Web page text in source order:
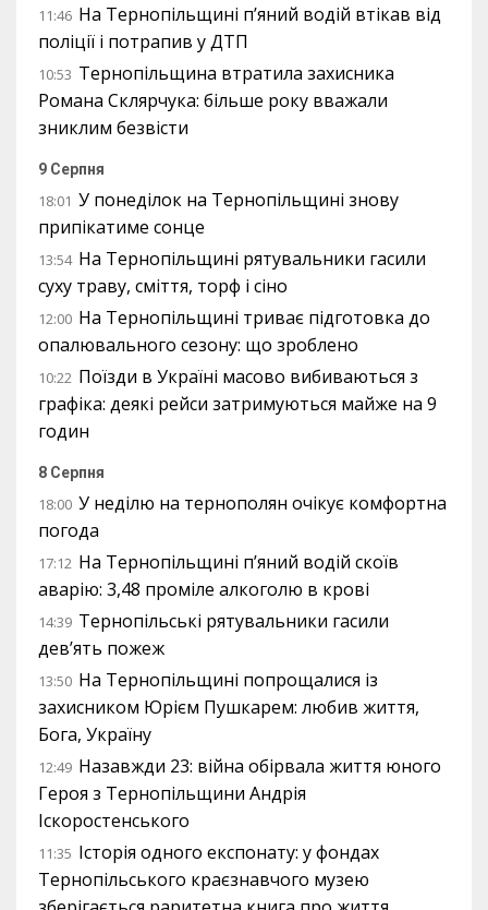
11:46 На Тернопільщині п’яний водій втікав від
поліції і потрапив у ДТП
10:53 Тернопільщина втратила захисника
Романа Склярчука: більше року вважали
зниклим безвісти
9 Серпня
18:01 У понеділок на Тернопільщині знову
припікатиме сонце
13:54 На Тернопільщині рятувальники гасили
суху траву, сміття, торф і сіно
12:00 На Тернопільщині триває підготовка до
опалювального сезону: що зроблено
10:22 Поїзди в Україні масово вибиваються з
графіка: деякі рейси затримуються майже на 9
годин
8 Серпня
18:00 У неділю на тернополян очікує комфортна
погода
17:12 На Тернопільщині п’яний водій скоїв
аварію: 3,48 проміле алкоголю в крові
14:39 Тернопільські рятувальники гасили
дев’ять пожеж
13:50 На Тернопільщині попрощалися із
захисником Юрієм Пушкарем: любив життя,
Бога, Україну
12:49 Назавжди 23: війна обірвала життя юного
Героя з Тернопільщини Андрія
Іскоростенського
11:35 Історія одного експонату: у фондах
Тернопільського краєзнавчого музею